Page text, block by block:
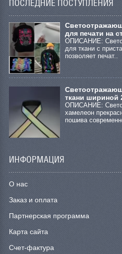
ПОСЛЕДНИЕ ПОСТУПЛЕНИЯ
для печати на
ОПИСАНИЕ:
для ткани с
позволяет печат..
ткани шириной
ОПИСАНИЕ:
хамелеон
пошива
ИНФОРМАЦИЯ
О нас
Заказ и оплата
Партнерская программа
Карта сайта
Счет-фактура